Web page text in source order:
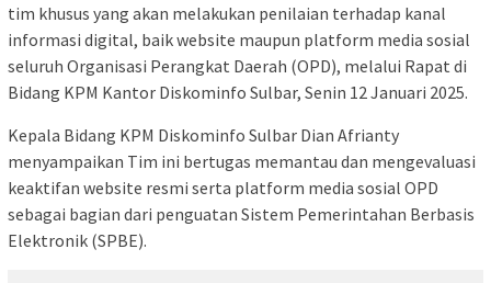
tim khusus yang akan melakukan penilaian terhadap kanal
informasi digital, baik website maupun platform media sosial
seluruh Organisasi Perangkat Daerah (OPD), melalui Rapat di
Bidang KPM Kantor Diskominfo Sulbar, Senin 12 Januari 2025.
Kepala Bidang KPM Diskominfo Sulbar Dian Afrianty
menyampaikan Tim ini bertugas memantau dan mengevaluasi
keaktifan website resmi serta platform media sosial OPD
sebagai bagian dari penguatan Sistem Pemerintahan Berbasis
Elektronik (SPBE).